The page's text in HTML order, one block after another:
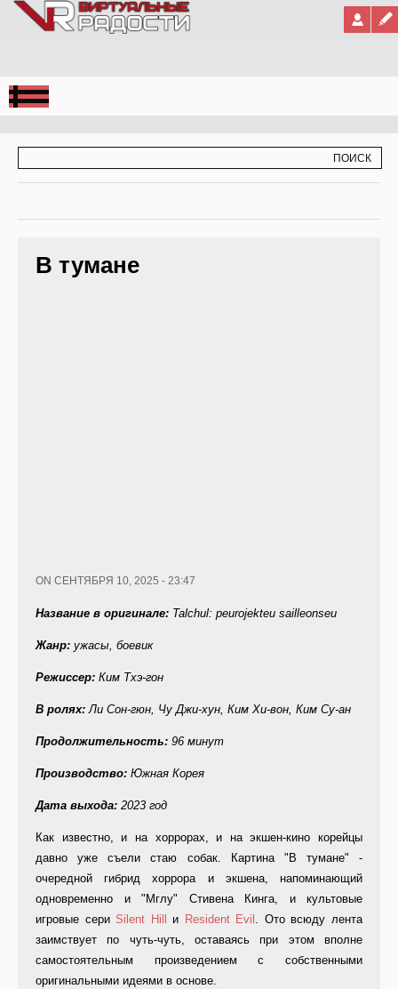
Jump to Navigation
В тумане
ON СЕНТЯБРЯ 10, 2025 - 23:47
Название в оригинале: Talchul: peurojekteu sailleonseu
Жанр: ужасы, боевик
Режиссер: Ким Тхэ-гон
В ролях: Ли Сон-гюн, Чу Джи-хун, Ким Хи-вон, Ким Су-ан
Продолжительность: 96 минут
Производство: Южная Корея
Дата выхода: 2023 год
Как известно, и на хоррорах, и на экшен-кино корейцы
давно уже съели стаю собак. Картина "В тумане" -
очередной гибрид хоррора и экшена, напоминающий
одновременно и "Мглу" Стивена Кинга, и культовые
игровые сериSilent Hill и Resident Evil . Ото всюду лента
заимствует по чуть-чуть, оставаясь при этом вполне
самостоятельным произведением с собственными
оригинальными идеями в основе.